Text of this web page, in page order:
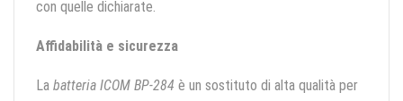
con quelle dichiarate.
Affidabilità e sicurezza
La batteria ICOM BP-284 è un sostituto di alta qualità per